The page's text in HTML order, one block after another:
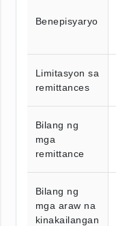
Benepisyaryo
Limitasyon sa
remittances
Bilang ng
mga
remittance
Bilang ng
mga araw na
kinakailangan